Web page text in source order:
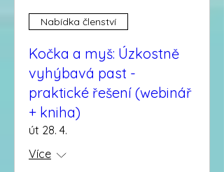
Nabídka členství
Kočka a myš: Úzkostně
vyhýbavá past -
praktické řešení (webinář
+ kniha)
út 28. 4.
Více